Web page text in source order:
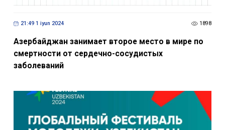
21:49 1 iyun 2024 1898
Азербайджан занимает второе место в мире по
смертности от сердечно-сосудистых
заболеваний